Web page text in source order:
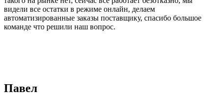
видели все остатки в режиме онлайн, делаем
автоматизированные заказы поставщику, спасибо большое
команде что решили наш вопрос.
Павел